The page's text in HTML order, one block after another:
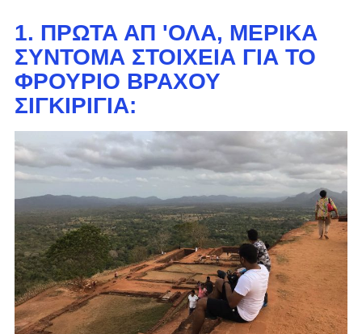
1. ΠΡΏΤΑ ΑΠ 'ΌΛΑ, ΜΕΡΙΚΆ
ΣΎΝΤΟΜΑ ΣΤΟΙΧΕΊΑ ΓΙΑ ΤΟ
ΦΡΟΎΡΙΟ ΒΡΆΧΟΥ
ΣΙΓΚΙΡΊΓΙΑ: